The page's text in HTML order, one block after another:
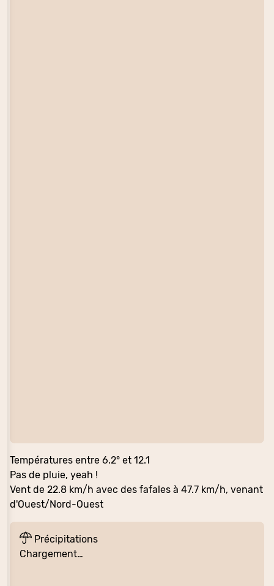
Températures entre 6.2° et 12.1
Pas de pluie, yeah !
Vent de 22.8 km/h avec des fafales à 47.7 km/h, venant
d'Ouest/Nord-Ouest
Précipitations
Chargement…